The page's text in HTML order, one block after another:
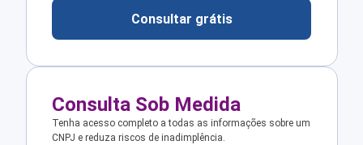
Consultar grátis
Consulta Sob Medida
Tenha acesso completo a todas as informações sobre um
CNPJ e reduza riscos de inadimplência.